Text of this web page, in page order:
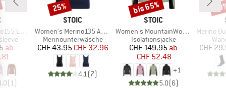
L/S
Preis
ab
(1 )
MARKE
STOIC
Artikel
Women's Merino135 AnebySt. Tank
Produktgruppe
Merinounterwäsche
Preis
CHF 43.95reduzierter Preis
CHF 32.96
4.1 (7)
Rabatt
25%
MARKE
STOIC
Artikel
Women's MountainWool60 JokkmokkSt. Hybrid Jacket
Produktgruppe
Isolationsjacke
Preis
CHF 149.95reduzierter Preis
ab
CHF 52.48
+1
5.0(6)
Rabatt
bis 65%
Artikel
Merino
CHF